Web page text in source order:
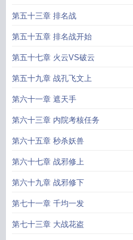
第五十三章 排名战
第五十五章 排名战开始
第五十七章 火云VS破云
第五十九章 战孔飞文上
第六十一章 遮天手
第六十三章 内院考核任务
第六十五章 秒杀妖兽
第六十七章 战邪修上
第六十九章 战邪修下
第七十一章 千均一发
第七十三章 大战花盗